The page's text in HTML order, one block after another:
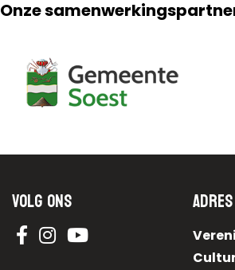
Onze
Volg ons Adres